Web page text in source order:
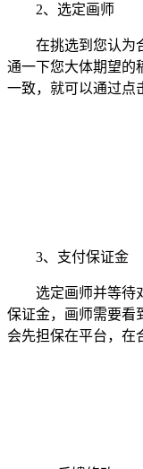
2、选定画师
在挑选到您认为合
通一下您大体期望的
一致，就可以通过点
3、支付保证金
选定画师并等待对
保证金，画师需要看
会先担保在平台，在